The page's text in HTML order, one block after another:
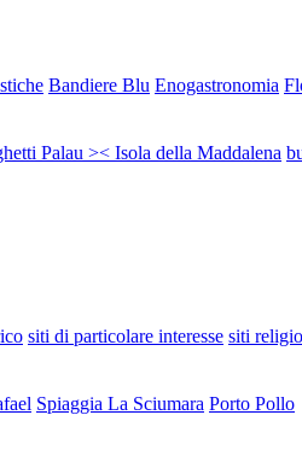
Bandiere Blu Enogastronomia
Palau >< Isola della Maddalena
siti di particolare interesse siti
Spiaggia La Sciumara Porto Pollo